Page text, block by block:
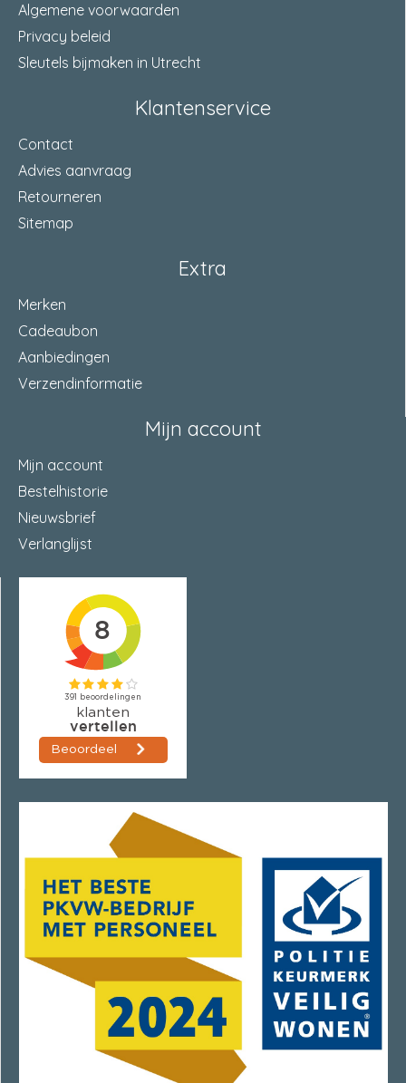
Algemene voorwaarden
Privacy beleid
Sleutels bijmaken in Utrecht
Klantenservice
Contact
Advies aanvraag
Retourneren
Sitemap
Extra
Merken
Cadeaubon
Aanbiedingen
Verzendinformatie
Mijn account
Mijn account
Bestelhistorie
Nieuwsbrief
Verlanglijst